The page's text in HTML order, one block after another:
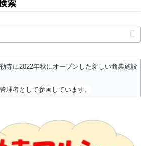
索
寺に2022年秋にオープンした新しい商業施設
理者として参画しています。